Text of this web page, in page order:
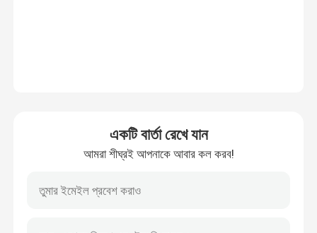
একটি বার্তা রেখে যান
আমরা শীঘ্রই আপনাকে আবার কল করব!